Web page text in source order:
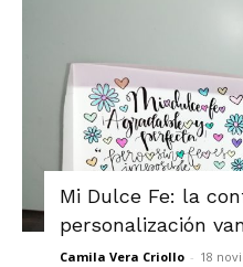
Mi Dulce Fe: la
personalización
Camila Vera Criollo - 18